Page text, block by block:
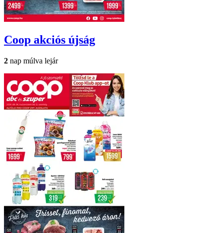
Coop akciós újság
2 nap múlva lejár